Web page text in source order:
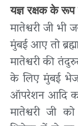
यज्ञ रक्षक के रूप
मातेश्वरी जी
मुंबई आए तो
मातेश्वरी की
के लिए मुंबई
ऑपरेशन आदि का
मातेश्वरी जी